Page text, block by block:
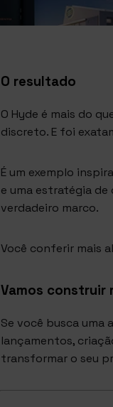
O resultado
O Hyde é mais do
discreto. E foi
É um exemplo
e uma estratégia
verdadeiro marco.
Você conferir mais
Vamos construir
Se você busca
lançamentos,
transformar o seu